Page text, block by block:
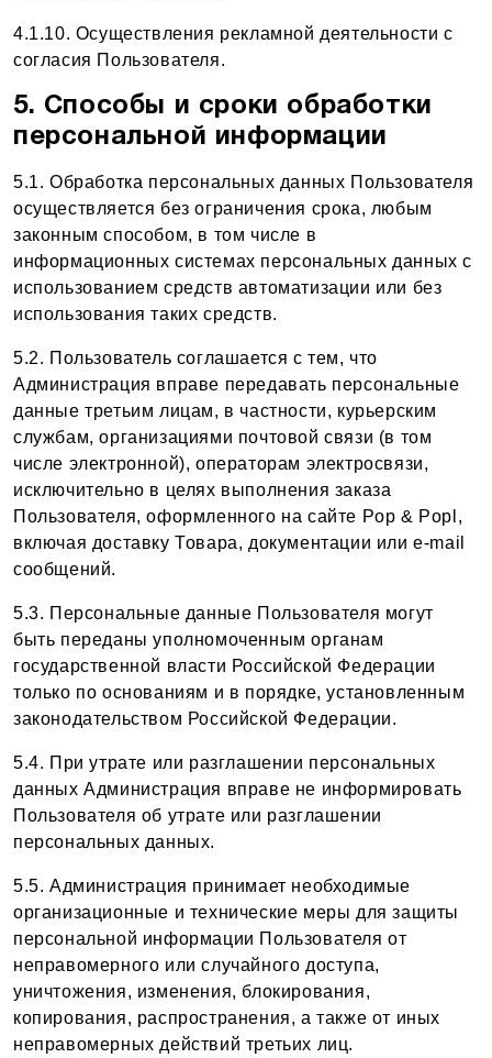
4.1.10. Осуществления рекламной деятельности с
согласия Пользователя.
5. Способы и сроки обработки
персональной информации
5.1. Обработка персональных данных Пользователя
осуществляется без ограничения срока, любым
законным способом, в том числе в
информационных системах персональных данных с
использованием средств автоматизации или без
использования таких средств.
5.2. Пользователь соглашается с тем, что
Администрация вправе передавать персональные
данные третьим лицам, в частности, курьерским
службам, организациями почтовой связи (в том
числе электронной), операторам электросвязи,
исключительно в целях выполнения заказа
Пользователя, оформленного на сайте Pop & Popl,
включая доставку Товара, документации или e-mail
сообщений.
5.3. Персональные данные Пользователя могут
быть переданы уполномоченным органам
государственной власти Российской Федерации
только по основаниям и в порядке, установленным
законодательством Российской Федерации.
5.4. При утрате или разглашении персональных
данных Администрация вправе не информировать
Пользователя об утрате или разглашении
персональных данных.
5.5. Администрация принимает необходимые
организационные и технические меры для защиты
персональной информации Пользователя от
неправомерного или случайного доступа,
уничтожения, изменения, блокирования,
копирования, распространения, а также от иных
неправомерных действий третьих лиц.